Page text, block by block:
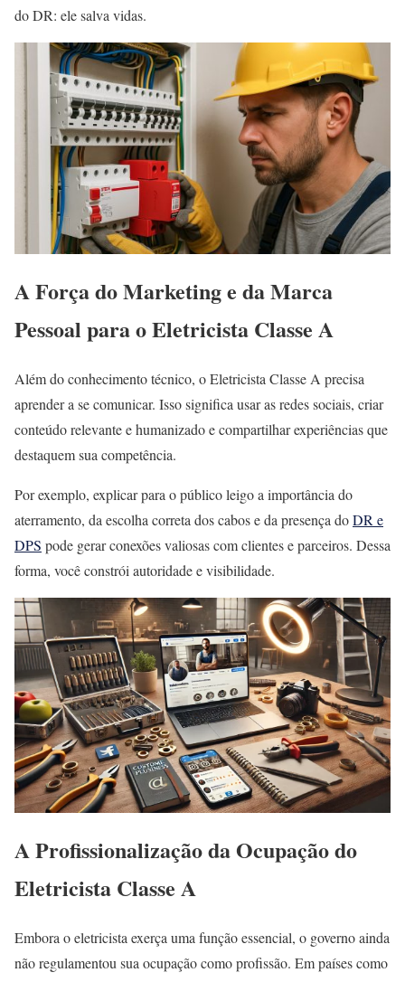
do DR: ele salva vidas.
A Força do Marketing e da Marca
Pessoal para o Eletricista Classe A
Além do conhecimento técnico, o Eletricista Classe A precisa
aprender a se comunicar. Isso significa usar as redes sociais, criar
conteúdo relevante e humanizado e compartilhar experiências que
destaquem sua competência.
Por exemplo, explicar para o público leigo a importância do
aterramento, da escolha correta dos cabos e da presença doDR e
DPS pode gerar conexões valiosas com clientes e parceiros. Dessa
forma, você constrói autoridade e visibilidade.
A Profissionalização da Ocupação do
Eletricista Classe A
Embora o eletricista exerça uma função essencial, o governo ainda
não regulamentou sua ocupação como profissão. Em países como